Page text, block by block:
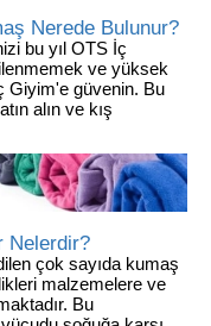
Nerede Bulunur?
bu yıl OTS İç
ve yüksek
Giyim'e güvenin. Bu
alın ve kış
Nelerdir?
çok sayıda kumaş
malzemelere ve
Bu